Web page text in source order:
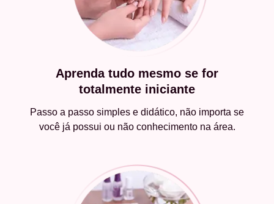
Aprenda tudo mesmo se for
totalmente iniciante
Passo a passo simples e didático, não importa se
você já possui ou não conhecimento na área.